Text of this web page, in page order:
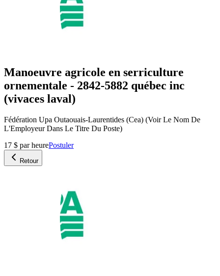
Manoeuvre agricole en serriculture
ornementale - 2842-5882 québec inc
(vivaces laval)
Fédération Upa Outaouais-Laurentides (Cea) (Voir Le Nom De
L'Employeur Dans Le Titre Du Poste)
17 $ par heurePostuler
Retour